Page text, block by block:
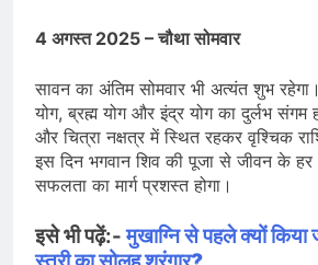
4 अगस्त 2025 – चौथा सोमवार
सावन का अंतिम सोमवार भी अत्यंत शुभ रहेगा।
योग, ब्रह्म योग और इंद्र योग का दुर्लभ संगम
और चित्रा नक्षत्र में स्थित रहकर वृश्चिक
इस दिन भगवान शिव की पूजा से जीवन के हर
सफलता का मार्ग प्रशस्त होगा।
इसे भी पढ़ें:-मुखाग्नि से पहले क्यों किया